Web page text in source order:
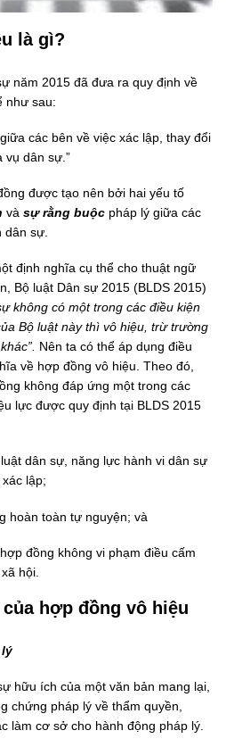
là gì?
năm 2015 đã đưa ra quy định về
như sau:
các bên về việc xác lập, thay đổi
vụ dân sự.”
được tạo nên bởi hai yếu tố
và sự rằng buộc pháp lý giữa các
dân sự.
định nghĩa cụ thể cho thuật ngữ
Bộ luật Dân sự 2015 (BLDS 2015)
không có một trong các điều kiện
Bộ luật này thì vô hiệu, trừ trường
Nên ta có thể áp dụng điều
về hợp đồng vô hiệu. Theo đó,
không đáp ứng một trong các
lực được quy định tại BLDS 2015
dân sự, năng lực hành vi dân sự
lập;
hoàn toàn tự nguyện; và
đồng không vi phạm điều cấm
hội.
hợp đồng vô hiệu
lý
hữu ích của một văn bản mang lại,
chứng pháp lý về thẩm quyền,
làm cơ sở cho hành động pháp lý.